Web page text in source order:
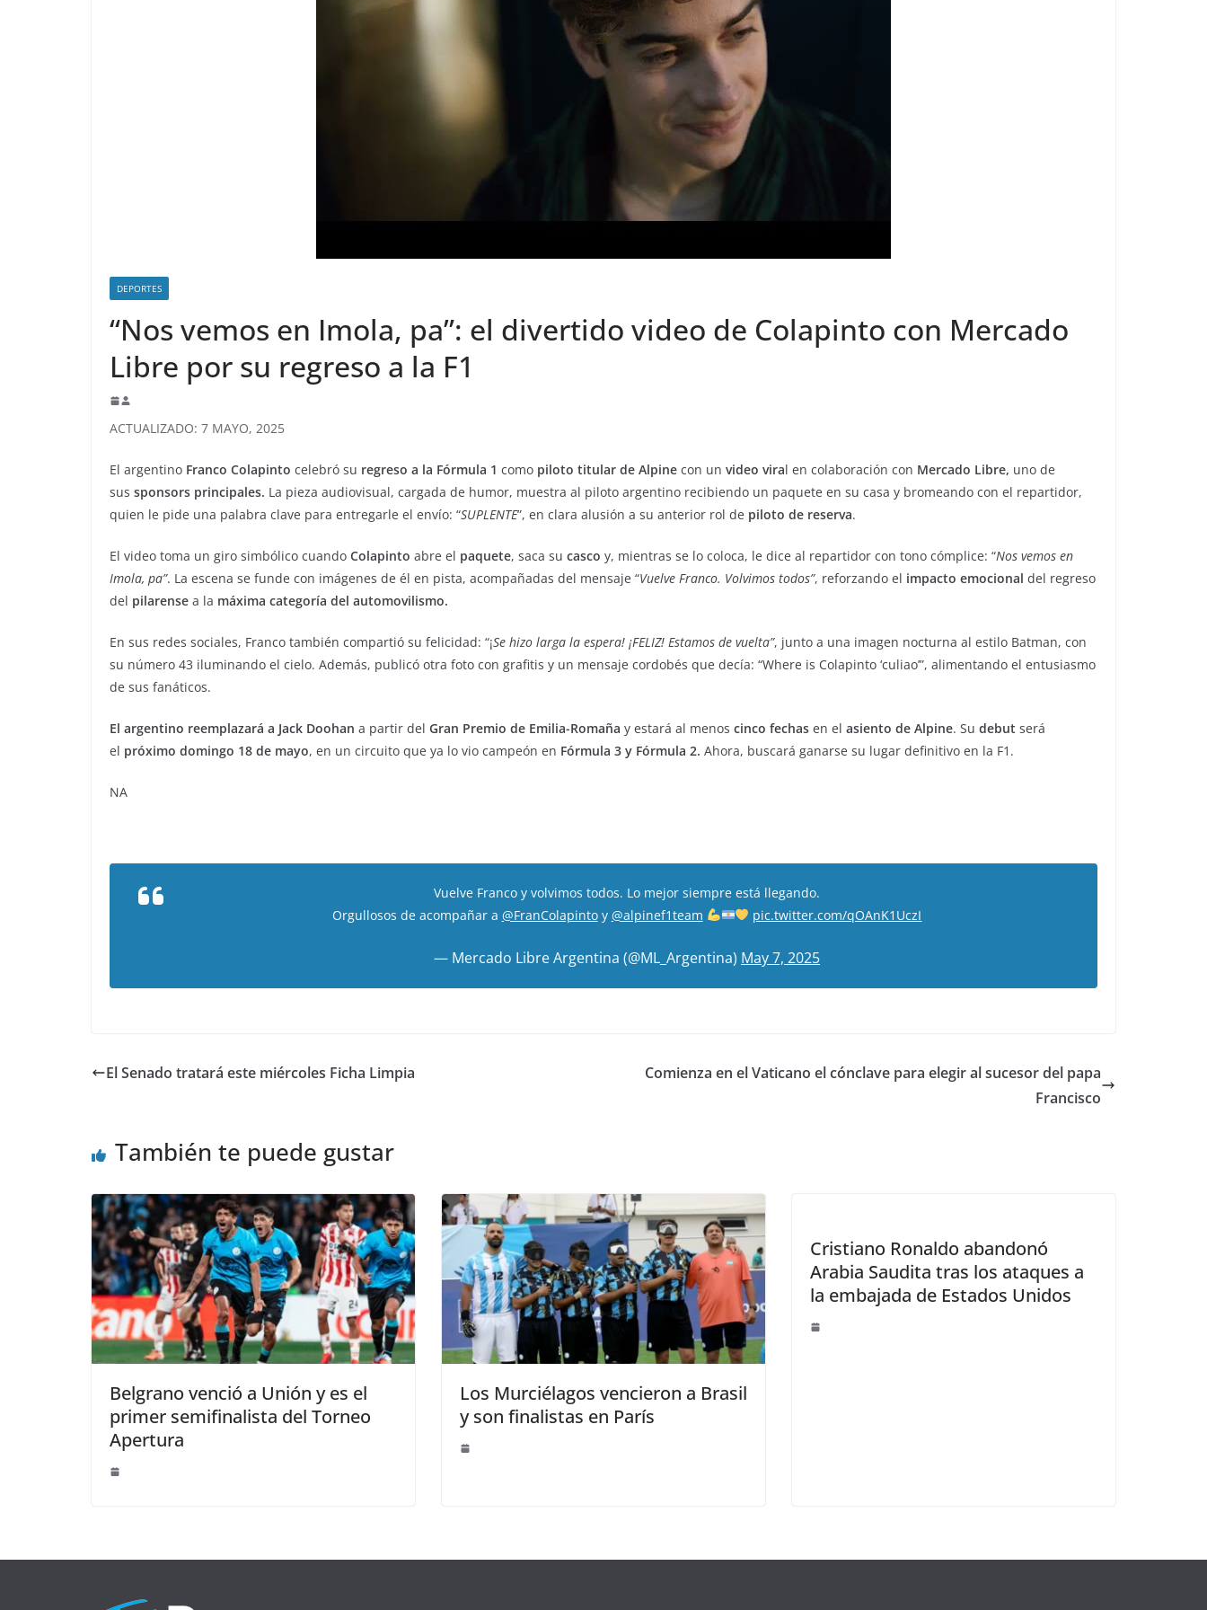
DEPORTES
“Nos vemos en Imola, pa”: el divertido video de Colapinto con Mercado
Libre por su regreso a la F1
ACTUALIZADO: 7 MAYO, 2025
El argentino Franco Colapinto celebró su regreso a la Fórmula 1 como piloto titular de Alpine con un video viral en colaboración con Mercado Libre, uno de
sus sponsors principales. La pieza audiovisual, cargada de humor, muestra al piloto argentino recibiendo un paquete en su casa y bromeando con el repartidor,
quien le pide una palabra clave para entregarle el envío: “SUPLENTE”, en clara alusión a su anterior rol de piloto de reserva.
El video toma un giro simbólico cuando Colapinto abre el paquete, saca su casco y, mientras se lo coloca, le dice al repartidor con tono cómplice: “Nos vemos en
Imola, pa”. La escena se funde con imágenes de él en pista, acompañadas del mensaje “Vuelve Franco. Volvimos todos”, reforzando el impacto emocional del regreso
del pilarense a la máxima categoría del automovilismo.
En sus redes sociales, Franco también compartió su felicidad: “¡Se hizo larga la espera! ¡FELIZ! Estamos de vuelta”, junto a una imagen nocturna al estilo Batman, con
su número 43 iluminando el cielo. Además, publicó otra foto con grafitis y un mensaje cordobés que decía: “Where is Colapinto ‘culiao’”, alimentando el entusiasmo
de sus fanáticos.
El argentino reemplazará a Jack Doohan a partir del Gran Premio de Emilia-Romaña y estará al menos cinco fechas en el asiento de Alpine. Su debut será
el próximo domingo 18 de mayo, en un circuito que ya lo vio campeón en Fórmula 3 y Fórmula 2. Ahora, buscará ganarse su lugar definitivo en la F1.
NA
Vuelve Franco y volvimos todos. Lo mejor siempre está llegando.
Orgullosos de acompañar a @FranColapintoy @alpinef1team pic.twitter.com/qOAnK1UczI
— Mercado Libre Argentina (@ML_Argentina) May 7, 2025
El Senado tratará este miércoles Ficha Limpia
Comienza en el Vaticano el cónclave para elegir al sucesor del papa
Francisco
También te puede gustar
Belgrano venció a Unión y es el
primer semifinalista del Torneo
Apertura
Los Murciélagos vencieron a Brasil
y son finalistas en París
Cristiano Ronaldo abandonó
Arabia Saudita tras los ataques a
la embajada de Estados Unidos